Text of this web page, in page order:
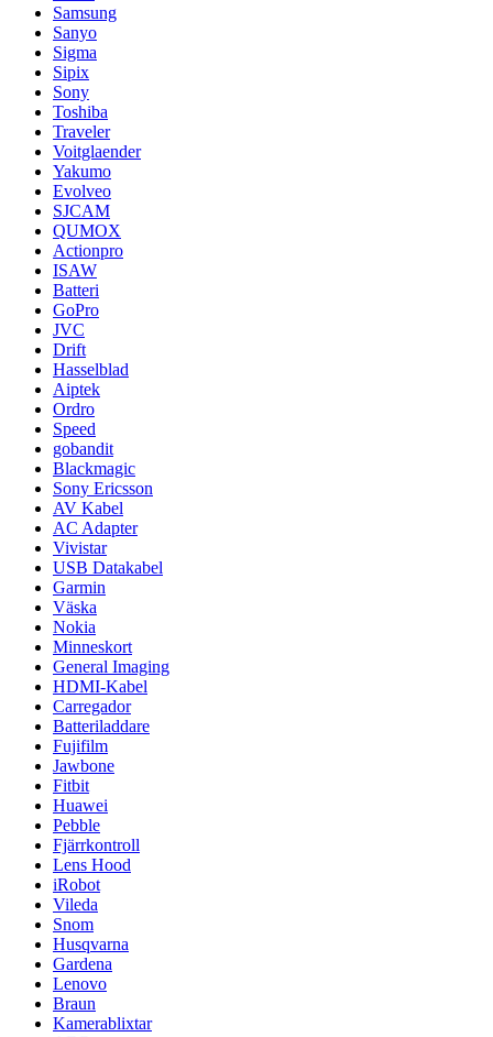
Samsung
Sanyo
Sigma
Sipix
Sony
Toshiba
Traveler
Voitglaender
Yakumo
Evolveo
SJCAM
QUMOX
Actionpro
ISAW
Batteri
GoPro
JVC
Drift
Hasselblad
Aiptek
Ordro
Speed
gobandit
Blackmagic
Sony Ericsson
AV Kabel
AC Adapter
Vivistar
USB Datakabel
Garmin
Väska
Nokia
Minneskort
General Imaging
HDMI-Kabel
Carregador
Batteriladdare
Fujifilm
Jawbone
Fitbit
Huawei
Pebble
Fjärrkontroll
Lens Hood
iRobot
Vileda
Snom
Husqvarna
Gardena
Lenovo
Braun
Kamerablixtar